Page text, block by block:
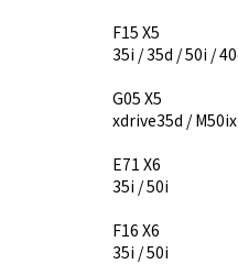
F15 X5
35i / 35d / 50i /
G05 X5
xdrive35d / M50ix
E71 X6
35i / 50i
F16 X6
35i / 50i